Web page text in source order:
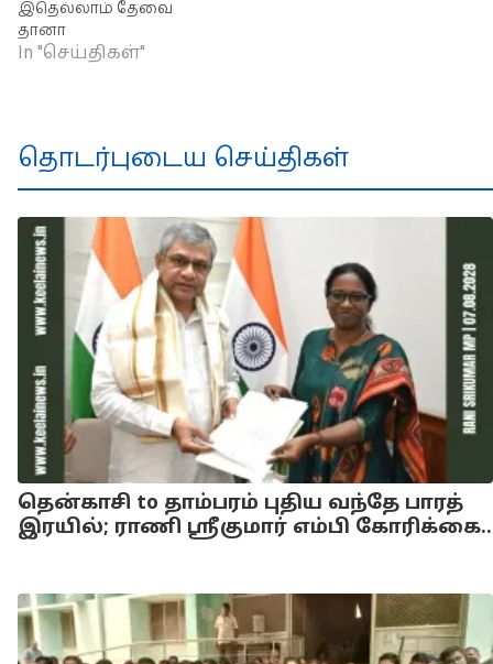
இதெல்லாம் தேவை
தானா
In "செய்திகள்"
தொடர்புடைய செய்திகள்
தென்காசி to தாம்பரம் புதிய வந்தே பாரத்
இரயில்; ராணி ஸ்ரீகுமார் எம்பி கோரிக்கை..